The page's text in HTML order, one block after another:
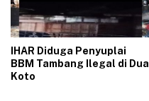
‎IHAR Diduga Penyuplai
BBM Tambang Ilegal di Dua
Koto‎